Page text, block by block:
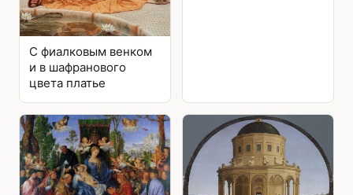
С фиалковым венком
и в шафранового
цвета платье